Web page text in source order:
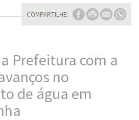
COMPARTILHE:
Prefeitura com a
no
de água em